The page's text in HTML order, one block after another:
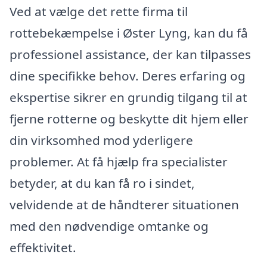
Ved at vælge det rette firma til
rottebekæmpelse i Øster Lyng, kan du få
professionel assistance, der kan tilpasses
dine specifikke behov. Deres erfaring og
ekspertise sikrer en grundig tilgang til at
fjerne rotterne og beskytte dit hjem eller
din virksomhed mod yderligere
problemer. At få hjælp fra specialister
betyder, at du kan få ro i sindet,
velvidende at de håndterer situationen
med den nødvendige omtanke og
effektivitet.